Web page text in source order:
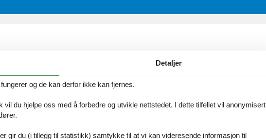
Detaljer
og de kan derfor ikke kan fjernes.
du hjelpe oss med å forbedre og utvikle nettstedet. I dette tilfellet vil anonymisert
gir du (i tillegg til statistikk) samtykke til at vi kan videresende informasjon til